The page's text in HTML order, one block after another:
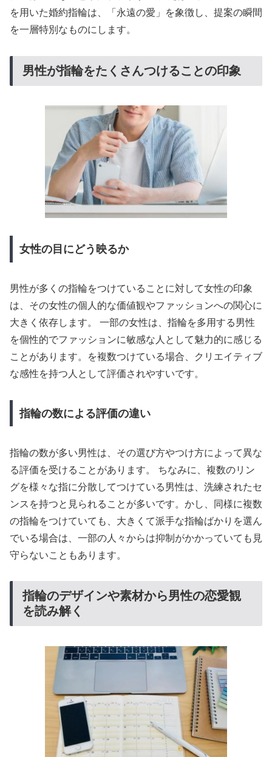
を用いた婚約指輪は、「永遠の愛」を象徴し、提案の瞬間
を一層特別なものにします。
男性が指輪をたくさんつけることの印象
女性の目にどう映るか
男性が多くの指輪をつけていることに対して女性の印象
は、その女性の個人的な価値観やファッションへの関心に
大きく依存します。 一部の女性は、指輪を多用する男性
を個性的でファッションに敏感な人として魅力的に感じる
ことがあります。を複数つけている場合、クリエイティブ
な感性を持つ人として評価されやすいです。
指輪の数による評価の違い
指輪の数が多い男性は、その選び方やつけ方によって異な
る評価を受けることがあります。 ちなみに、複数のリン
グを様々な指に分散してつけている男性は、洗練されたセ
ンスを持つと見られることが多いです。かし、同様に複数
の指輪をつけていても、大きくて派手な指輪ばかりを選ん
でいる場合は、一部の人々からは抑制がかかっていても見
守らないこともあります。
指輪のデザインや素材から男性の恋愛観
を読み解く